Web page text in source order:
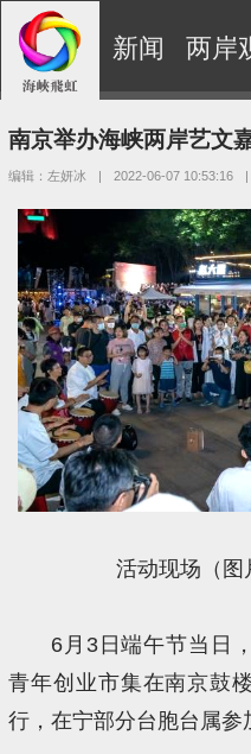
新闻 两岸
南京举办海峡两岸艺文
编辑：左妍冰 | 2022-06-07 10:53:16 |
活动现场（图
6月3日端午节当日
青年创业市集在南京鼓
行，在宁部分台胞台属参